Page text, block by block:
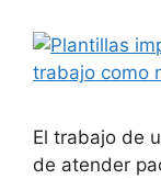
El trabajo de
de atender